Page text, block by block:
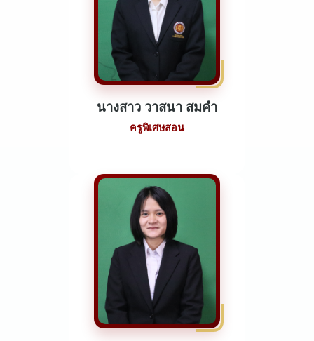
นางสาว วาสนา สมคำ
ครูพิเศษสอน